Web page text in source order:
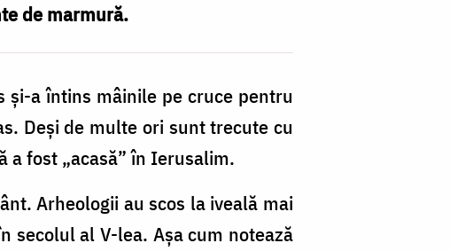
de marmură.
a întins mâinile pe cruce pentru
Deși de multe ori sunt trecute cu
a fost „acasă” în Ierusalim.
Arheologii au scos la iveală mai
secolul al V-lea. Așa cum notează